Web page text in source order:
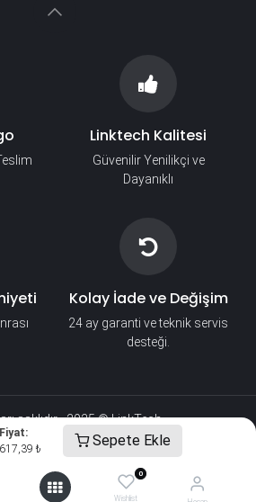
Fiyat:
617,39 ₺ Sepete Ekle
0
Wishlist
Linktech Kalitesi
Güvenilir Yenilikçi ve
Dayanıklı
Kolay İade ve Değişim
24 ay garanti ve teknik servis
desteği.
saklıdır - 2025 © LinkTech​